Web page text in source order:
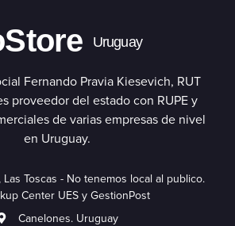
Uruguay
Fernando Pravia Kiesevich, RUT
proveedor del estado con RUPE y
de varias empresas de nivel
en Uruguay.
Las Toscas - No tenemos local al publico.
Center UES y GestionPost
Canelones. Uruguay